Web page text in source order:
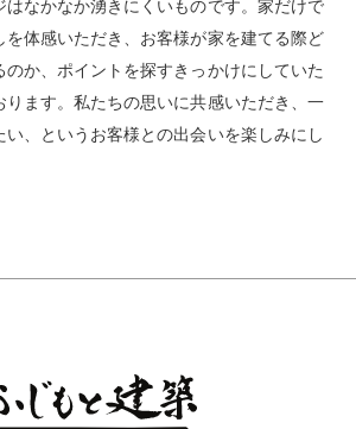
はなかなか湧きにくいものです。家だけで
を体感いただき、お客様が家を建てる際ど
のか、ポイントを探すきっかけにしていた
ります。私たちの思いに共感いただき、一
、というお客様との出会いを楽しみにし